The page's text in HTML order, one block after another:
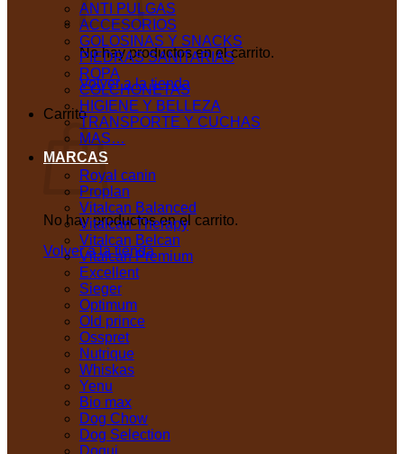
No hay productos en el carrito.
Volver a la tienda
Carrito
No hay productos en el carrito.
Volver a la tienda
ANTI PULGAS
ACCESORIOS
GOLOSINAS Y SNACKS
PIEDRAS SANITARIAS
ROPA
COLCHONETAS
HIGIENE Y BELLEZA
TRANSPORTE Y CUCHAS
MAS…
MARCAS
Royal canin
Proplan
Vitalcan Balanced
Vitalcan Therapy
Vitalcan Belcan
Vitalcan Premium
Excellent
Sieger
Optimum
Old prince
Osspret
Nutrique
Whiskas
Yenu
Bio max
Dog Chow
Dog Selection
Dogui